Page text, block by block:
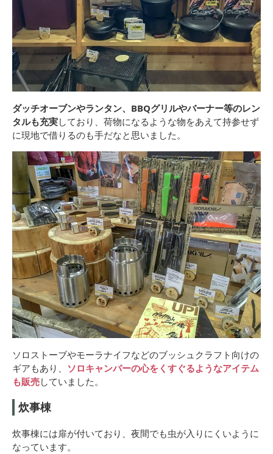
ダッチオーブンやランタン、BBQグリルやバーナー等のレン
タルも充実しており、荷物になるような物をあえて持参せず
に現地で借りるのも手だなと思いました。
ソロストーブやモーラナイフなどのブッシュクラフト向けの
ギアもあり、 ソロキャンパーの心をくすぐるようなアイテム
も販売していました。
炊事棟
炊事棟には扉が付いており、夜間でも虫が入りにくいように
なっています。